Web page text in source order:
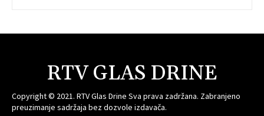
RTV GLAS DRINE
Copyright © 2021. RTV Glas Drine Sva prava zadržana. Zabranjeno
preuzimanje sadržaja bez dozvole izdavača.